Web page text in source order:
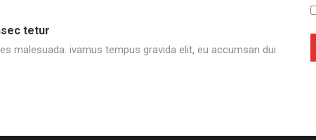
tetur
malesuada. ivamus tempus gravida elit, eu accumsan dui